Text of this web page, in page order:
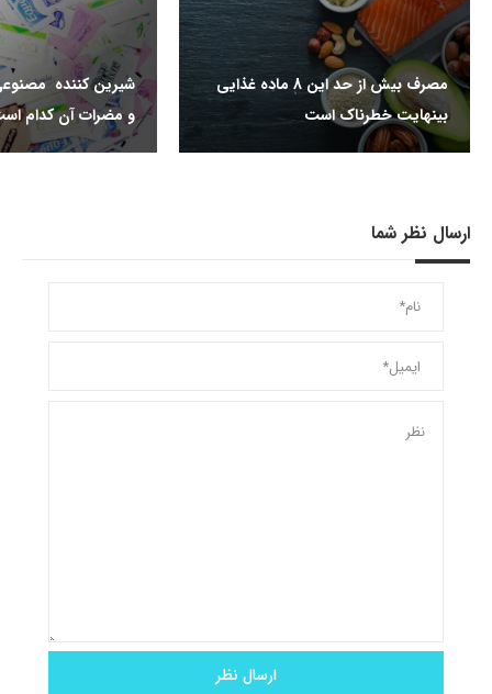
مصرف بیش از حد این 8 ماده غذایی
بینهایت خطرناک است
شیرین کننده
و مضرات آن کدام
ارسال نظر شما